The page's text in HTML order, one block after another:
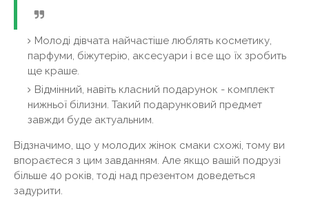
Молоді дівчата найчастіше люблять косметику,
парфуми, біжутерію, аксесуари і все що їх зробить
ще краше.
Відмінний, навіть класний подарунок - комплект
нижньої білизни. Такий подарунковий предмет
завжди буде актуальним.
Відзначимо, що у молодих жінок смаки схожі, тому ви
впораєтеся з цим завданням. Але якщо вашій подрузі
більше 40 років, тоді над презентом доведеться
задурити.